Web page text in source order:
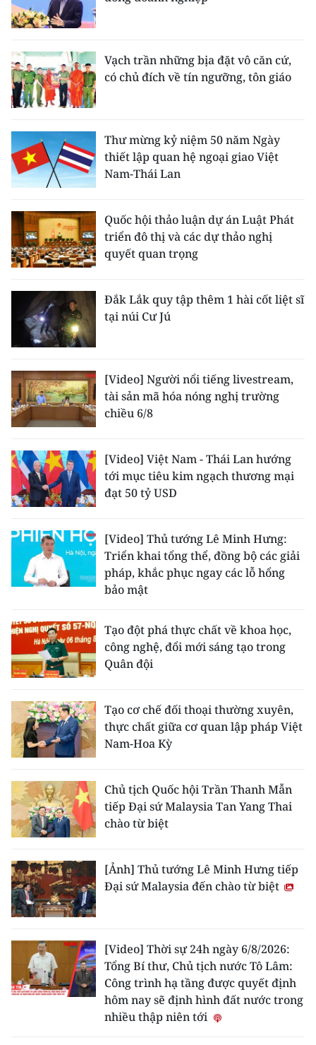
Vạch trần những bịa đặt vô căn cứ,
có chủ đích về tín ngưỡng, tôn giáo
Thư mừng kỷ niệm 50 năm Ngày
thiết lập quan hệ ngoại giao Việt
Nam-Thái Lan
Quốc hội thảo luận dự án Luật Phát
triển đô thị và các dự thảo nghị
quyết quan trọng
Đắk Lắk quy tập thêm 1 hài cốt liệt sĩ
tại núi Cư Jú
[Video] Người nổi tiếng livestream,
tài sản mã hóa nóng nghị trường
chiều 6/8
[Video] Việt Nam - Thái Lan hướng
tới mục tiêu kim ngạch thương mại
đạt 50 tỷ USD
[Video] Thủ tướng Lê Minh Hưng:
Triển khai tổng thể, đồng bộ các giải
pháp, khắc phục ngay các lỗ hổng
bảo mật
Tạo đột phá thực chất về khoa học,
công nghệ, đổi mới sáng tạo trong
Quân đội
Tạo cơ chế đối thoại thường xuyên,
thực chất giữa cơ quan lập pháp Việt
Nam-Hoa Kỳ
Chủ tịch Quốc hội Trần Thanh Mẫn
tiếp Đại sứ Malaysia Tan Yang Thai
chào từ biệt
[Ảnh] Thủ tướng Lê Minh Hưng tiếp
Đại sứ Malaysia đến chào từ biệt
[Video] Thời sự 24h ngày 6/8/2026:
Tổng Bí thư, Chủ tịch nước Tô Lâm:
Công trình hạ tầng được quyết định
hôm nay sẽ định hình đất nước trong
nhiều thập niên tới